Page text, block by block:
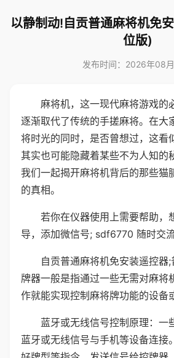
以静制动!自贡普通麻将机免
位版)
发布时间：2026年08
麻将机，这一现代麻将游戏的
逐渐取代了传统的手搓麻将。在大
将时光的同时，是否曾想过，这看
其实也可能隐藏着某些不为人知的
我们一起揭开麻将机背后的那些猫
的真相。
若你在仪器使用上需要帮助，
导，添加微信号; sdf6770 随时交流
自贡普通麻将机免安装遥控器
牌器一般是指通过一些无需对麻将
作就能实现控制麻将牌功能的设备
蓝牙或无线信号控制原理：一
蓝牙或无线信号与手机等设备连接